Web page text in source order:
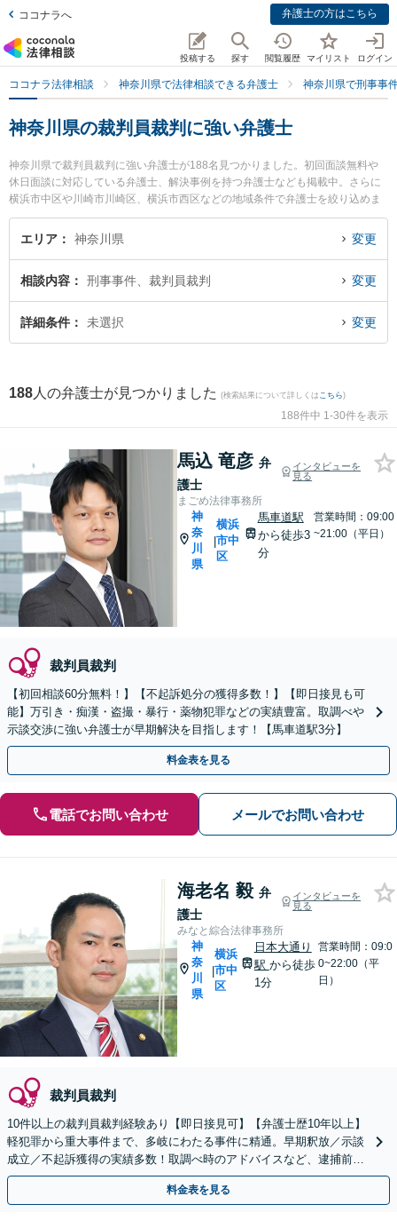
ココナラへ 弁護士の方はこちら
投稿する 探す 閲覧履歴 マイリスト ログイン
ココナラ法律相談 神奈川県で法律相談できる弁護士 神奈川県で刑事事
神奈川県の裁判員裁判に強い弁護士
神奈川県で裁判員裁判に強い弁護士が188名見つかりました。初回面談無料や
休日面談に対応している弁護士、解決事例を持つ弁護士なども掲載中。さらに
横浜市中区や川崎市川崎区、横浜市西区などの地域条件で弁護士を絞り込めま
す。刑事事件に関係する加害者側や少年事件、再犯・前科あり等の細かな分野
での絞り込み検索もでき便利です。特にまごめ法律事務所の馬込 竜彦弁護士や
県で土日や夜間に発生した裁判員裁判のトラブルを今すぐに弁護士に相談した
い』『裁判員裁判のトラブル解決の実績豊富な近くの弁護士を検索したい』
『初回相談無料で裁判員裁判を法律相談できる神奈川県内の弁護士に相談予約
エリア 神奈川県 変更
相談内容 刑事事件、裁判員裁判 変更
詳細条件 未選択 変更
188 人の弁護士が見つかりました (検索結果について詳しくは こちら)
188件中 1-30件を表示
馬込 竜彦 弁
護士
インタビューを
見る
まごめ法律事務所
神
奈
川
県
|
横浜
市中
区
馬車道駅
から徒歩3
分
営業時間：09:00
~21:00（平日）
裁判員裁判
【初回相談60分無料！】【不起訴処分の獲得多数！】【即日接見も可
能】万引き・痴漢・盗撮・暴行・薬物犯罪などの実績豊富。取調べや
示談交渉に強い弁護士が早期解決を目指します！【馬車道駅3分】
料金表を見る
電話でお問い合わせ メールでお問い合わせ
海老名 毅 弁
護士
インタビューを
見る
みなと綜合法律事務所
神
奈
川
県
|
横浜
市中
区
日本大通り
駅 から徒歩
1分
営業時間：09:0
0~22:00（平
日）
裁判員裁判
10件以上の裁判員裁判経験あり【即日接見可】【弁護士歴10年以上】
軽犯罪から重大事件まで、多岐にわたる事件に精通。早期釈放／示談
成立／不起訴獲得の実績多数！取調べ時のアドバイスなど、逮捕前の
ご相談にも対応【日本大通り駅2分】【初回相談無料】
料金表を見る